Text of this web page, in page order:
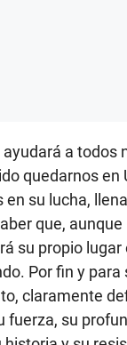
a todos
quedarnos en
su lucha,
que,
su propio lugar
Por fin y para
claramente
fuerza, su